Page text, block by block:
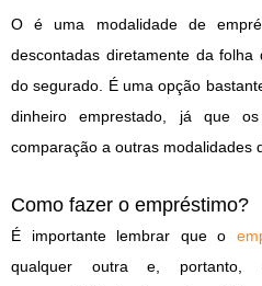
O é uma modalidade de
descontadas diretamente da
do segurado. É uma opção
dinheiro emprestado, já que
comparação a outras modalidades
Como fazer o empréstimo?
É importante lembrar que o
qualquer outra e, portanto,